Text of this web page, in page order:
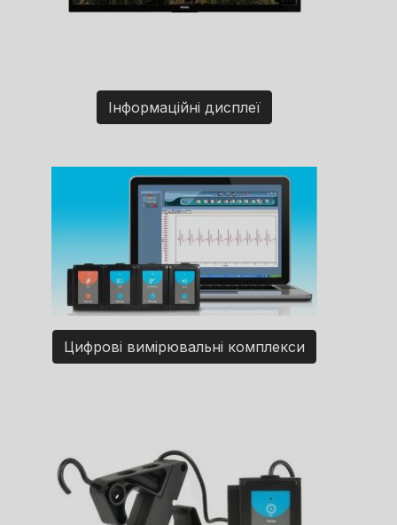
Інформаційні дисплеї
Цифрові вимірювальні комплекси